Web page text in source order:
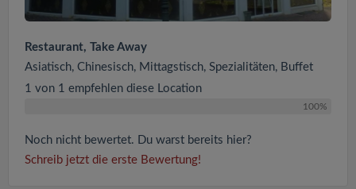
Restaurant, Take Away
Asiatisch, Chinesisch, Mittagstisch, Spezialitäten, Buffet
1 von 1 empfehlen diese Location
100%
Noch nicht bewertet. Du warst bereits hier?
Schreib jetzt die erste Bewertung!